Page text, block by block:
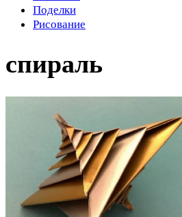
Поделки
Рисование
спираль